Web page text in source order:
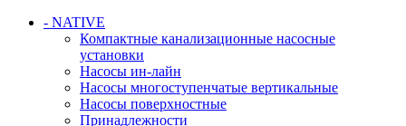
- NATIVE
Компактные канализационные насосные
установки
Насосы ин-лайн
Насосы многоступенчатые вертикальные
Насосы поверхностные
Принадлежности